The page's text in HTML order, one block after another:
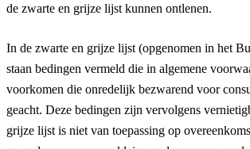
de zwarte en grijze lijst kunnen ontlenen.
In de zwarte en grijze lijst (opgenomen in het
staan bedingen vermeld die in algemene
voorkomen die onredelijk bezwarend voor
geacht. Deze bedingen zijn vervolgens
grijze lijst is niet van toepassing op